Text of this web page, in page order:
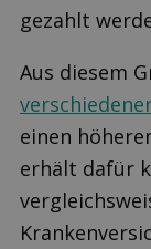
gezahlt
Aus diesem
einen
erhält dafür